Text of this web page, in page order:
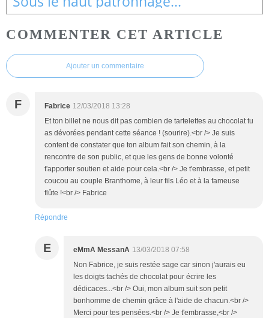
COMMENTER CET ARTICLE
Ajouter un commentaire
F Fabrice 12/03/2018 13:28
Et ton billet ne nous dit pas combien de tartelettes au chocolat tu
as dévorées pendant cette séance ! (sourire).<br /> Je suis
content de constater que ton album fait son chemin, à la
rencontre de son public, et que les gens de bonne volonté
t'apporter soutien et aide pour cela.<br /> Je t'embrasse, et petit
coucou au couple Branthome, à leur fils Léo et à la fameuse
flûte !<br /> Fabrice
Répondre
E eMmA MessanA 13/03/2018 07:58
Non Fabrice, je suis restée sage car sinon j'aurais eu
les doigts tachés de chocolat pour écrire les
dédicaces...<br /> Oui, mon album suit son petit
bonhomme de chemin grâce à l'aide de chacun.<br />
Merci pour tes pensées.<br /> Je t'embrasse,<br />